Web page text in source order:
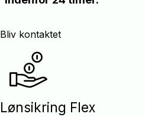
Bliv kontaktet
Lønsikring Flex